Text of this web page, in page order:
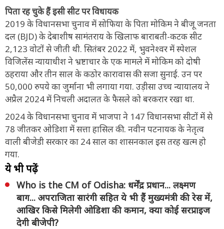
पिता रह चुके हैं इसी सीट पर विधायक
2019 के विधानसभा चुनाव में सोफिया के पिता मोकिम ने बीजू जनता
दल (BJD) के देबाशीष सामंतराय के खिलाफ बाराबती-कटक सीट
2,123 वोटों से जीती थी. सितंबर 2022 में, भुवनेश्वर में स्पेशल
विजिलेंस न्यायाधीश ने भ्रष्टाचार के एक मामले में मोकिम को दोषी
ठहराया और तीन साल के कठोर कारावास की सजा सुनाई. उन पर
50,000 रुपये का जुर्माना भी लगाया गया. उड़ीसा उच्च न्यायालय ने
अप्रैल 2024 में निचली अदालत के फैसले को बरकरार रखा था.
2024 के विधानसभा चुनाव में भाजपा ने 147 विधानसभा सीटों में से
78 जीतकर ओडिशा में सत्ता हासिल की. नवीन पटनायक के नेतृत्व
वाली बीजेडी सरकार का 24 साल का शासनकाल इस तरह खत्म हो
गया.
ये भी पढ़ें
Who is the CM of Odisha: धर्मेंद्र प्रधान... लक्ष्मण
बाग... अपराजिता सारंगी सहित ये भी हैं मुख्यमंत्री की रेस में,
आखिर किसे मिलेगी ओडिशा की कमान, क्या कोई सरप्राइज
देगी बीजेपी?